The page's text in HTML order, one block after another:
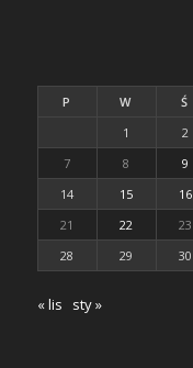
P W Ś
1
2
7
8 9
14
15 16
21
22 23
28
29 30
« lis sty »